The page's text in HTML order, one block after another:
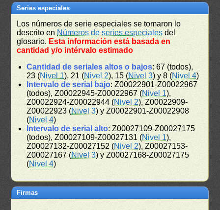
Series especiales
Los números de serie especiales se tomaron lo
descrito en Números de series especiales del
glosario. Esta información está basada en
cantidad y/o intérvalo estimado
Cantidad de seriales altos o bajos: 67 (todos),
23 (Nivel 1), 21 (Nivel 2), 15 (Nivel 3) y 8 (Nivel 4)
Intervalo de serial bajo: Z00022901-Z00022967
(todos), Z00022945-Z00022967 (Nivel 1),
Z00022924-Z00022944 (Nivel 2), Z00022909-
Z00022923 (Nivel 3) y Z00022901-Z00022908
(Nivel 4)
Intervalo de serial alto: Z00027109-Z00027175
(todos), Z00027109-Z00027131 (Nivel 1),
Z00027132-Z00027152 (Nivel 2), Z00027153-
Z00027167 (Nivel 3) y Z00027168-Z00027175
(Nivel 4)
Firmas